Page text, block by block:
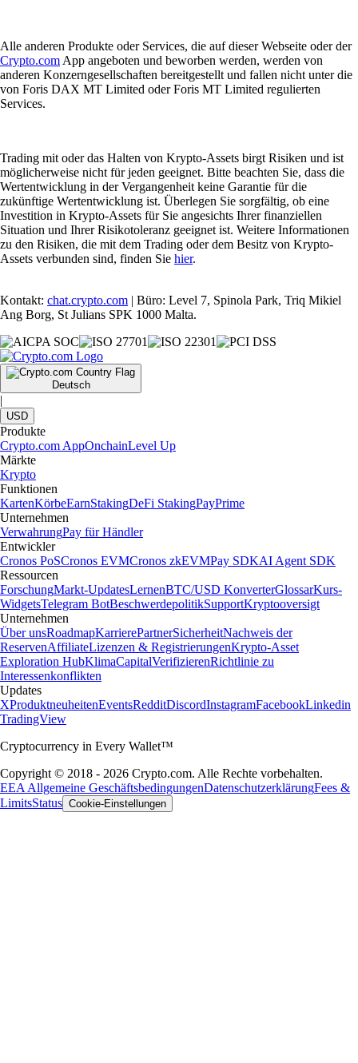
Alle anderen Produkte oder Services, die auf dieser Webseite oder der
Crypto.comApp angeboten und beworben werden, werden von
anderen Konzerngesellschaften bereitgestellt und fallen nicht unter die
von Foris DAX MT Limited oder Foris MT Limited regulierten
Services.
Trading mit oder das Halten von Krypto-Assets birgt Risiken und ist
möglicherweise nicht für jeden geeignet. Bitte beachten Sie, dass die
Wertentwicklung in der Vergangenheit keine Garantie für die
zukünftige Wertentwicklung ist. Überlegen Sie sorgfältig, ob eine
Investition in Krypto-Assets für Sie angesichts Ihrer finanziellen
Situation und Ihrer Risikotoleranz geeignet ist. Weitere Informationen
zu den Risiken, die mit dem Trading oder dem Besitz von Krypto-
Assets verbunden sind, finden Sie hier.
Kontakt: chat.crypto.com | Büro: Level 7, Spinola Park, Triq Mikiel
Ang Borg, St Julians SPK 1000 Malta.
Deutsch
|
USD
Produkte
Crypto.com AppOnchainLevel Up
Märkte
Krypto
Funktionen
KartenKörbeEarnStakingDeFi StakingPayPrime
Unternehmen
VerwahrungPay für Händler
Entwickler
Cronos PoSCronos EVMCronos zkEVMPay SDKAI Agent SDK
Ressourcen
ForschungMarkt-UpdatesLernenBTC/USD KonverterGlossarKurs-
WidgetsTelegram BotBeschwerdepolitikSupportKryptooversigt
Unternehmen
Über unsRoadmapKarrierePartnerSicherheitNachweis der
ReservenAffiliateLizenzen & RegistrierungenKrypto-Asset
Exploration HubKlimaCapitalVerifizierenRichtlinie zu
Interessenkonflikten
Updates
XProduktneuheitenEventsRedditDiscordInstagramFacebookLinkedin
TradingView
Cryptocurrency in Every Wallet™
Copyright © 2018 - 2026 Crypto.com. Alle Rechte vorbehalten.
EEA Allgemeine GeschäftsbedingungenDatenschutzerklärungFees &
LimitsStatus Cookie-Einstellungen